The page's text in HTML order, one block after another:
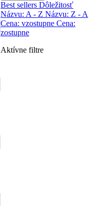
Best sellers Dôležitosť
Názvu: A - Z Názvu: Z - A
Cena: vzostupne Cena:
zostupne
Aktívne filtre